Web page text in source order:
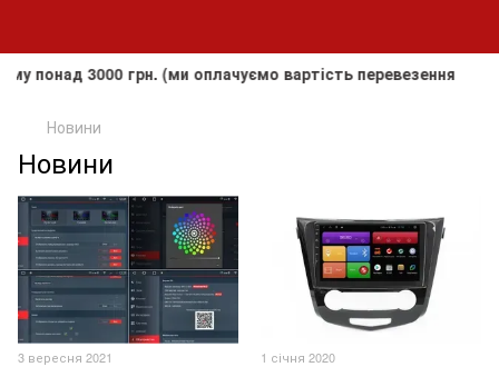
3000 грн. (ми оплачуємо вартість перевезення до
Новини
Новини
3 вересня 2021 1 січня 2020